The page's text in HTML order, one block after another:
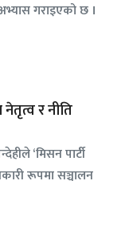
गराइएको छ ।
नेतृत्व र नीति
‘मिसन पार्टी
रूपमा सञ्चालन